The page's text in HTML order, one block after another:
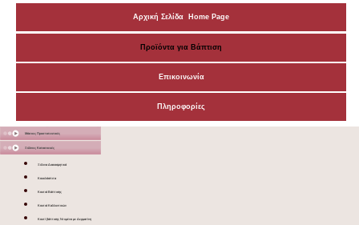
Αρχική Σελίδα Home Page
Προϊόντα για Βάπτιση
Επικοινωνία
Πληροφορίες
Μάσκες Προστατευτικές
Ξύλινες Κατασκευές
Ξύλινα Διακοσμητικά
Κουκλόσπιτα
Κουτιά Βάπτισης
Κουτιά Καλλυντικών
Κουτί βάπτισης Ντυμένο με Δερματίνη